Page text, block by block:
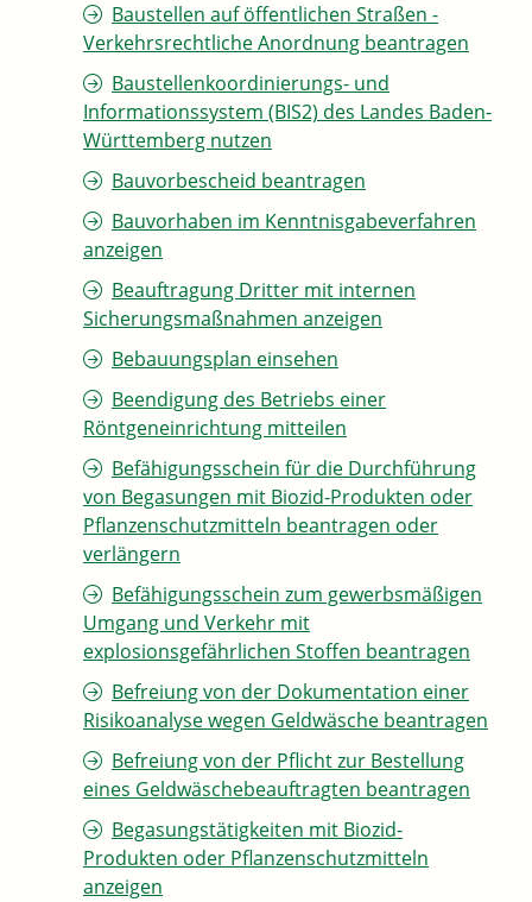
Baustellen auf öffentlichen Straßen -
Verkehrsrechtliche Anordnung beantragen
Baustellenkoordinierungs- und
Informationssystem (BIS2) des Landes Baden-
Württemberg nutzen
Bauvorbescheid beantragen
Bauvorhaben im Kenntnisgabeverfahren
anzeigen
Beauftragung Dritter mit internen
Sicherungsmaßnahmen anzeigen
Bebauungsplan einsehen
Beendigung des Betriebs einer
Röntgeneinrichtung mitteilen
Befähigungsschein für die Durchführung
von Begasungen mit Biozid-Produkten oder
Pflanzenschutzmitteln beantragen oder
verlängern
Befähigungsschein zum gewerbsmäßigen
Umgang und Verkehr mit
explosionsgefährlichen Stoffen beantragen
Befreiung von der Dokumentation einer
Risikoanalyse wegen Geldwäsche beantragen
Befreiung von der Pflicht zur Bestellung
eines Geldwäschebeauftragten beantragen
Begasungstätigkeiten mit Biozid-
Produkten oder Pflanzenschutzmitteln
anzeigen